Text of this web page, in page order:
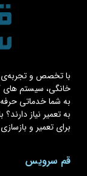
خانگی، سیستم های
به شما خدماتی
به تعمیر نیاز
برای تعمیر و
قم سرویس